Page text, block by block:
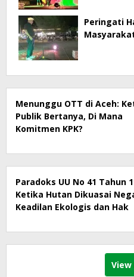
Peringati
Menunggu OTT di Aceh:
Publik Bertanya, Di Mana
Komitmen KPK?
Paradoks UU No 41 Tahun
Ketika Hutan Dikuasai
Keadilan Ekologis dan Hak
View